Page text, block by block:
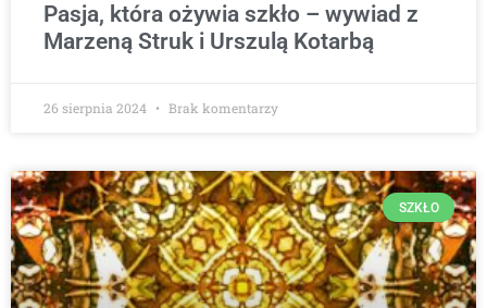
Pasja, która ożywia szkło – wywiad z
Marzeną Struk i Urszulą Kotarbą
26 sierpnia 2024 Brak komentarzy
SZKŁO